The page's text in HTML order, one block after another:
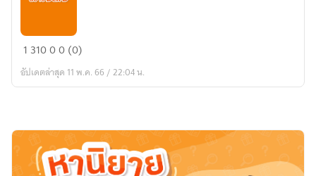
ลลิต
ว่า
1 31000 (0)
อัปเดตล่าสุด 11 พ.ค. 66 / 22:04 น.